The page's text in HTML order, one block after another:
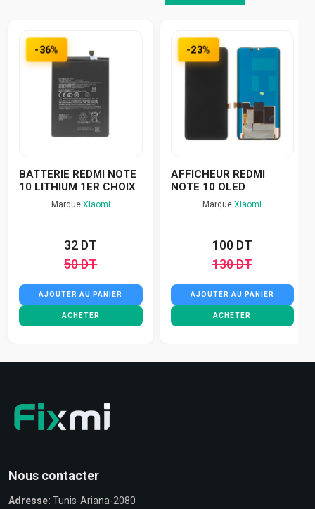
-36%
BATTERIE REDMI NOTE
10 LITHIUM 1ER CHOIX
Marque Xiaomi
32 DT
50 DT
AJOUTER AU PANIER
ACHETER
-23%
AFFICHEUR REDMI
NOTE 10 OLED
MarqueXiaomi
100 DT
130 DT
AJOUTER AU PANIER
ACHETER
Nous contacter
Adresse: Tunis-Ariana-2080